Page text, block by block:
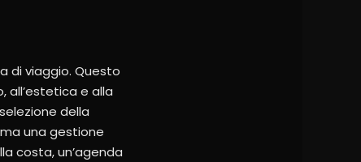
di viaggio. Questo
all’estetica e alla
della
una gestione
costa, un’agenda